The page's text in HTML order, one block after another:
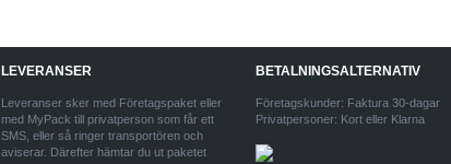
LEVERANSER
Leveranser sker med Företagspaket eller
med MyPack till privatperson som får ett
SMS, eller så ringer transportören och
aviserar. Därefter hämtar du ut paketet
BETALNINGSALTERNATIV
Företagskunder: Faktura 30-dagar
Privatpersoner: Kort eller Klarna